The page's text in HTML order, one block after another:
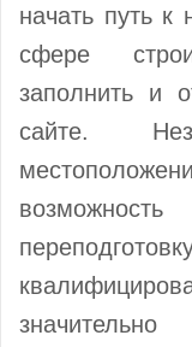
начать путь
сфере
заполнить и
сайте.
возможность